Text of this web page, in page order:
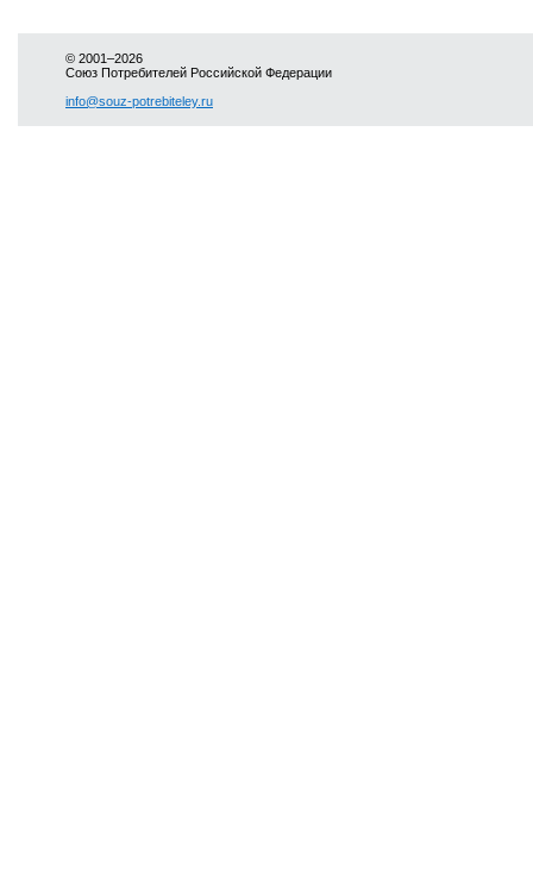
© 2001–2026
Союз Потребителей Российской Федерации
info@souz-potrebiteley.ru